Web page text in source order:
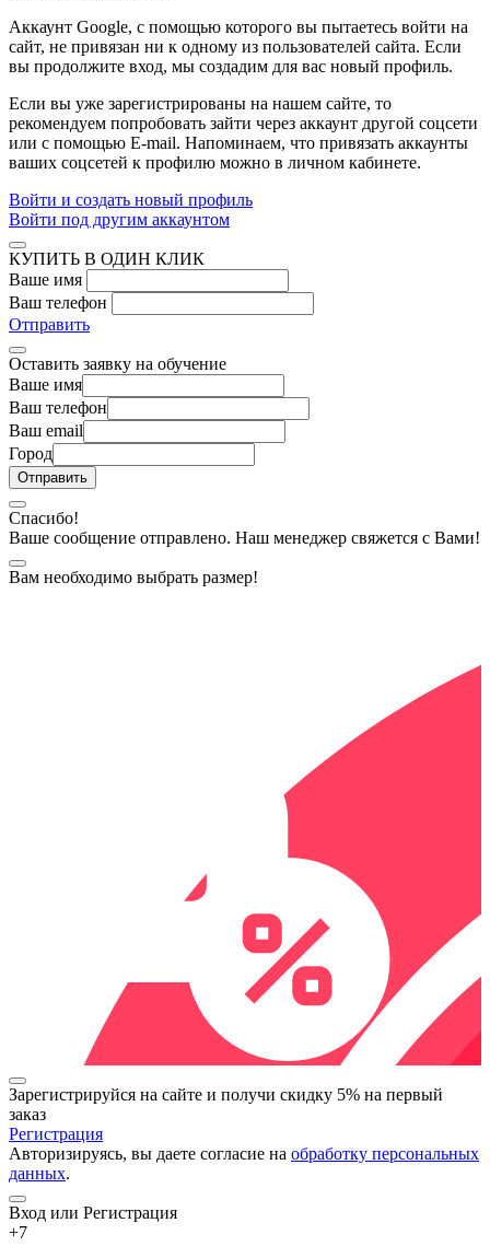
Аккаунт Google, с помощью которого вы пытаетесь войти на
сайт, не привязан ни к одному из пользователей сайта. Если
вы продолжите вход, мы создадим для вас новый профиль.
Если вы уже зарегистрированы на нашем сайте, то
рекомендуем попробовать зайти через аккаунт другой соцсети
или с помощью E-mail. Напоминаем, что привязать аккаунты
ваших соцсетей к профилю можно в личном кабинете.
Войти и создать новый профиль
Войти под другим аккаунтом
КУПИТЬ В ОДИН КЛИК
Ваше имя
Ваш телефон
Отправить
Оставить заявку на обучение
Ваше имя
Ваш телефон
Ваш email
Город
Спасибо!
Ваше сообщение отправлено. Наш менеджер свяжется с Вами!
Вам необходимо выбрать размер!
Зарегистрируйся на сайте и получи скидку 5% на первый
заказ
Регистрация
Авторизируясь, вы даете согласие на обработку персональных
данных.
Вход или Регистрация
+7